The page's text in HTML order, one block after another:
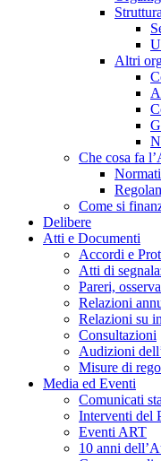
Altri
Che cosa fa
Come si
Delibere
Atti e Documenti
Accordi e
Atti di
Pareri,
Relazioni
Relazioni su
Consultazioni
Audizioni
Misure di
Media ed Eventi
Comunicati
Interventi del
Eventi ART
10 anni